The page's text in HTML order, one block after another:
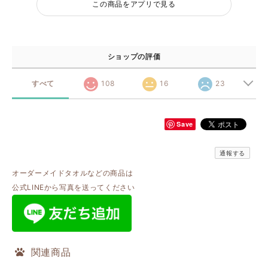
この商品をアプリで見る
ショップの評価
すべて 108 16 23
Save
通報する
オーダーメイドタオルなどの商品は
公式LINEから写真を送ってください
関連商品